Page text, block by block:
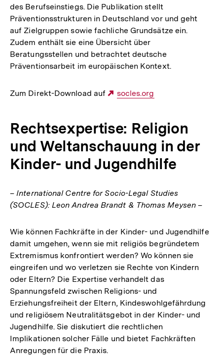
des Berufseinstiegs. Die Publikation stellt
Präventionsstrukturen in Deutschland vor und geht
auf Zielgruppen sowie fachliche Grundsätze ein.
Zudem enthält sie eine Übersicht über
Beratungsstellen und betrachtet deutsche
Präventionsarbeit im europäischen Kontext.
Zum Direkt-Download auf
Externer
socles.org
Rechtsexpertise: Religion
und Weltanschauung in der
Kinder- und Jugendhilfe
– International Centre for Socio-Legal Studies
(SOCLES): Leon Andrea Brandt & Thomas Meysen –
Wie können Fachkräfte in der Kinder- und Jugendhilfe
damit umgehen, wenn sie mit religiös begründetem
Extremismus konfrontiert werden? Wo können sie
eingreifen und wo verletzen sie Rechte von Kindern
oder Eltern? Die Expertise verhandelt das
Spannungsfeld zwischen Religions- und
Erziehungsfreiheit der Eltern, Kindeswohlgefährdung
und religiösem Neutralitätsgebot in der Kinder- und
Jugendhilfe. Sie diskutiert die rechtlichen
Implikationen solcher Fälle und bietet Fachkräften
Anregungen für die Praxis.